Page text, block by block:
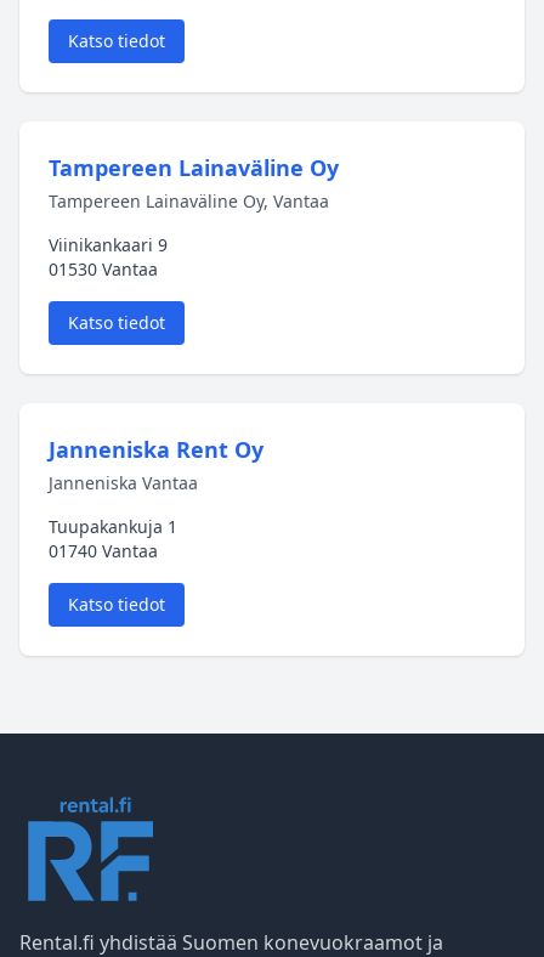
Katso tiedot
Tampereen Lainaväline Oy
Tampereen Lainaväline Oy, Vantaa
Viinikankaari 9
01530 Vantaa
Katso tiedot
Janneniska Rent Oy
Janneniska Vantaa
Tuupakankuja 1
01740 Vantaa
Katso tiedot
Rental.fi yhdistää Suomen konevuokraamot ja